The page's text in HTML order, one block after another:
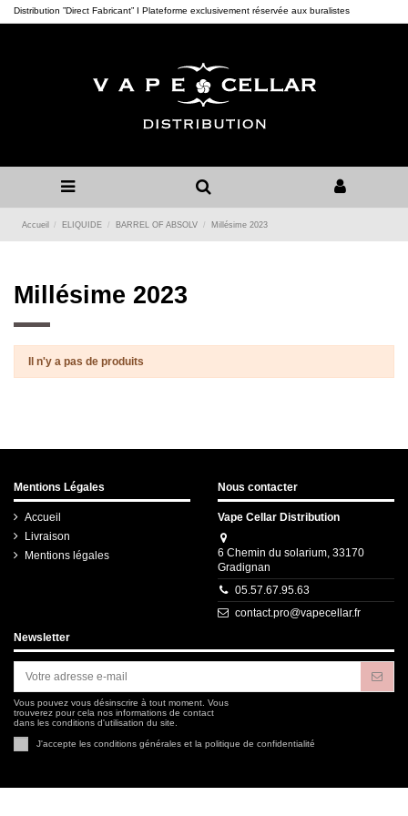
Distribution ”Direct Fabricant” I Plateforme exclusivement réservée aux buralistes
Accueil ELIQUIDE BARREL OF ABSOLV Millésime 2023
Millésime 2023
Il n'y a pas de produits
Mentions Légales
Accueil
Livraison
Mentions légales
Nous contacter
Vape Cellar Distribution
6 Chemin du solarium, 33170
Gradignan
05.57.67.95.63
contact.pro@vapecellar.fr
Newsletter
Vous pouvez vous désinscrire à tout moment. Vous
trouverez pour cela nos informations de contact
dans les conditions d'utilisation du site.
J'accepte les conditions générales et la politique de confidentialité